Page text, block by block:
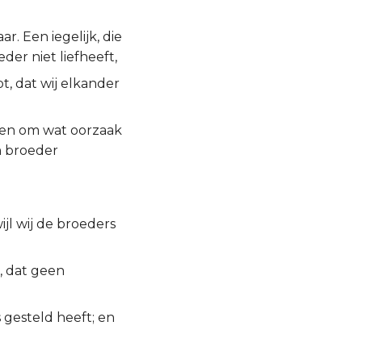
Een iegelijk, die
niet liefheeft,
dat wij elkander
om wat oorzaak
broeder
wij de broeders
dat geen
gesteld heeft; en